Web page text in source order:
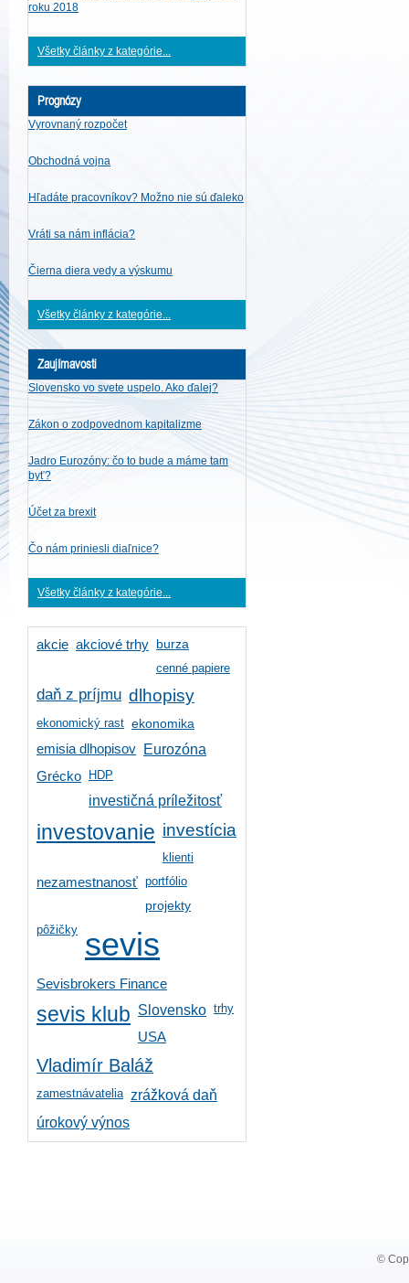
roku 2018
Všetky články z kategórie...
Prognózy
Vyrovnaný rozpočet
Obchodná vojna
Hľadáte pracovníkov? Možno nie sú ďaleko
Vráti sa nám inflácia?
Čierna diera vedy a výskumu
Všetky články z kategórie...
Zaujímavosti
Slovensko vo svete uspelo. Ako ďalej?
Zákon o zodpovednom kapitalizme
Jadro Eurozóny: čo to bude a máme tam
byť?
Účet za brexit
Čo nám priniesli diaľnice?
Všetky články z kategórie...
akcie akciové trhy burza
cenné papiere
daň z príjmu dlhopisy
ekonomický rast ekonomika
emisia dlhopisov
Eurozóna
Grécko HDP
investičná príležitosť
investovanie investícia
klienti
nezamestnanosť portfólio
projekty
pôžičky sevis
Sevisbrokers Finance
sevis klub Slovensko trhy
USA
Vladimír Baláž
zamestnávatelia zrážková daň
úrokový výnos
©